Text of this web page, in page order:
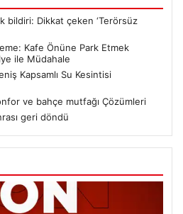
bildiri: Dikkat çeken ‘Terörsüz
Kafe Önüne Park Etmek
ile Müdahale
Kapsamlı Su Kesintisi
ve bahçe mutfağı Çözümleri
geri döndü